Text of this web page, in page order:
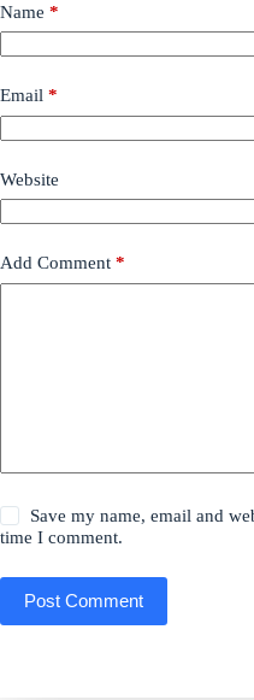
Name *
Email *
Website
Add Comment *
Save my name, email and
time I comment.
Post Comment